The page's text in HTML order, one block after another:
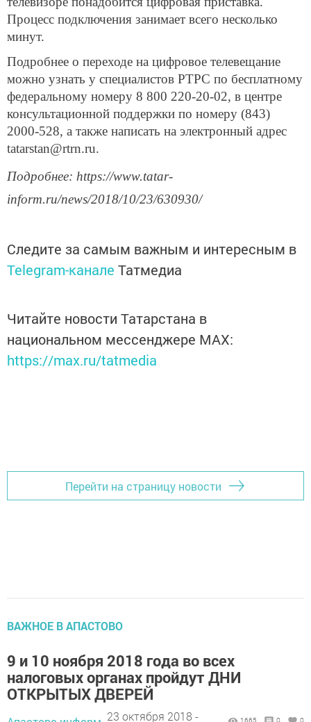
Процесс подключения занимает всего несколько
минут.
Подробнее о переходе на цифровое телевещание
можно узнать у специалистов РТРС по бесплатному
федеральному номеру 8 800 220-20-02, в центре
консультационной поддержки по номеру (843)
2000-528, а также написать на электронный адрес
tatarstan@rtrn.ru.
Подробнее: https://www.tatar-
inform.ru/news/2018/10/23/630930/
Следите за самым важным и интересным в
Telegram-канале Татмедиа
Читайте новости Татарстана в
национальном мессенджере MАХ:
https://max.ru/tatmedia
Перейти на страницу новости
ВАЖНОЕ В АПАСТОВО
9 и 10 ноября 2018 года во всех
налоговых органах пройдут ДНИ
ОТКРЫТЫХ ДВЕРЕЙ
23 октября 2018 -